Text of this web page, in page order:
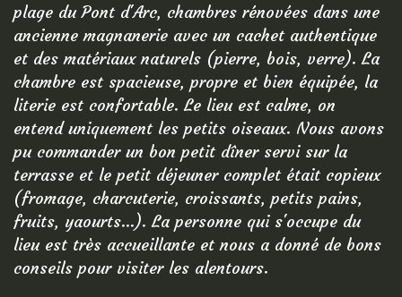
plage du Pont d'Arc, chambres rénovées dans une
ancienne magnanerie avec un cachet authentique
et des matériaux naturels (pierre, bois, verre). La
chambre est spacieuse, propre et bien équipée, la
literie est confortable. Le lieu est calme, on
entend uniquement les petits oiseaux. Nous avons
pu commander un bon petit dîner servi sur la
terrasse et le petit déjeuner complet était copieux
(fromage, charcuterie, croissants, petits pains,
fruits, yaourts...). La personne qui s'occupe du
lieu est très accueillante et nous a donné de bons
conseils pour visiter les alentours.